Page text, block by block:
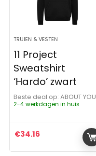
TRUIEN & VESTEN
11 Project
Sweatshirt
‘Hardo’ zwart
Beste deal op:
ABOUT YOU
2-4 werkdagen in huis
€34.16